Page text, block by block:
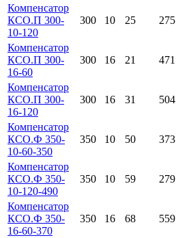
Компенсатор
КСО.П 300-
10-120
300 10 25 275
Компенсатор
КСО.П 300-
16-60
300 16 21 471
Компенсатор
КСО.П 300-
16-120
300 16 31 504
Компенсатор
КСО.Ф 350-
10-60-350
350 10 50 373
Компенсатор
КСО.Ф 350-
10-120-490
350 10 59 279
Компенсатор
КСО.Ф 350-
16-60-370
350 16 68 559